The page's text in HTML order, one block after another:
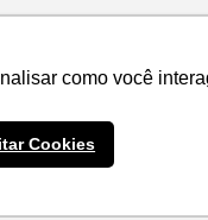
como você
Cookies
como você
Cookies